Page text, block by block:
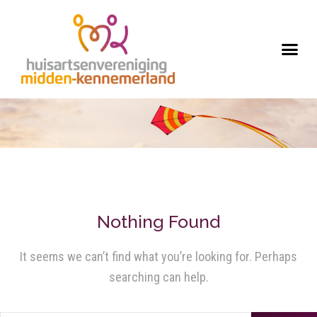
Nothing Found
It seems we can’t find what you’re looking for. Perhaps
searching can help.